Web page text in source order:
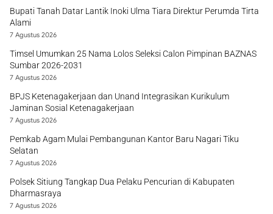
Bupati Tanah Datar Lantik Inoki Ulma Tiara Direktur Perumda Tirta
Alami
7 Agustus 2026
Timsel Umumkan 25 Nama Lolos Seleksi Calon Pimpinan BAZNAS
Sumbar 2026-2031
7 Agustus 2026
BPJS Ketenagakerjaan dan Unand Integrasikan Kurikulum
Jaminan Sosial Ketenagakerjaan
7 Agustus 2026
Pemkab Agam Mulai Pembangunan Kantor Baru Nagari Tiku
Selatan
7 Agustus 2026
Polsek Sitiung Tangkap Dua Pelaku Pencurian di Kabupaten
Dharmasraya
7 Agustus 2026